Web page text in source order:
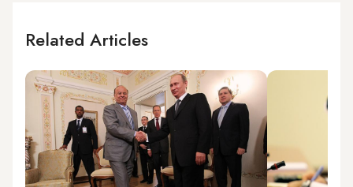
Related Articles